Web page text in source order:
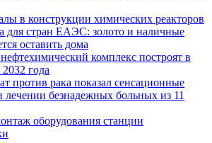
в конструкции химических реакторов
для стран ЕАЭС: золото и наличные
оставить дома
комплекс построят в
года
против рака показал сенсационные
лечении безнадежных больных из 11
оборудования станции